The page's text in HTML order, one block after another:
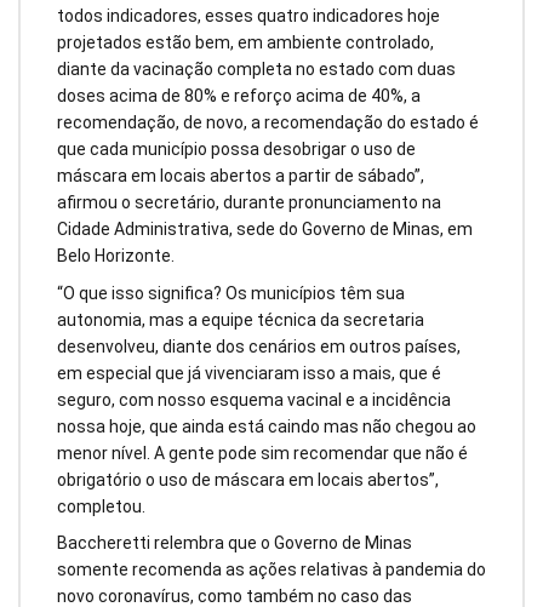
todos indicadores, esses quatro indicadores hoje
projetados estão bem, em ambiente controlado,
diante da vacinação completa no estado com duas
doses acima de 80% e reforço acima de 40%, a
recomendação, de novo, a recomendação do estado é
que cada município possa desobrigar o uso de
máscara em locais abertos a partir de sábado”,
afirmou o secretário, durante pronunciamento na
Cidade Administrativa, sede do Governo de Minas, em
Belo Horizonte.
“O que isso significa? Os municípios têm sua
autonomia, mas a equipe técnica da secretaria
desenvolveu, diante dos cenários em outros países,
em especial que já vivenciaram isso a mais, que é
seguro, com nosso esquema vacinal e a incidência
nossa hoje, que ainda está caindo mas não chegou ao
menor nível. A gente pode sim recomendar que não é
obrigatório o uso de máscara em locais abertos”,
completou.
Baccheretti relembra que o Governo de Minas
somente recomenda as ações relativas à pandemia do
novo coronavírus, como também no caso das